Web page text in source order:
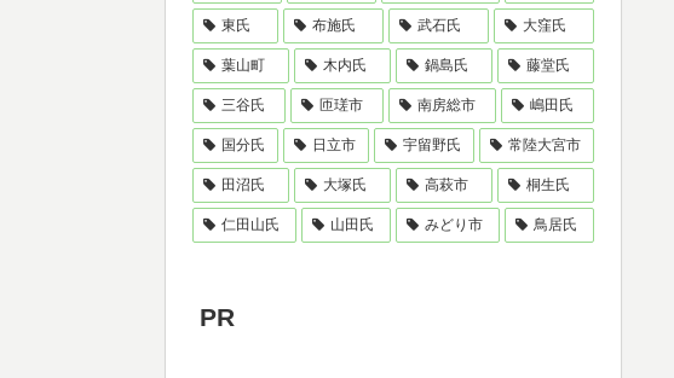
東氏 布施氏 武石氏 大窪氏
葉山町 木内氏 鍋島氏 藤堂氏
三谷氏 匝瑳市 南房総市 嶋田氏
国分氏 日立市 宇留野氏 常陸大宮市
田沼氏 大塚氏 高萩市 桐生氏
仁田山氏 山田氏 みどり市 鳥居氏
PR